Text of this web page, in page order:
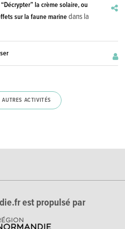
“Décrypter” la crème solaire, ou
sur la faune marinedans la
AUTRES ACTIVITÉS
est propulsé par